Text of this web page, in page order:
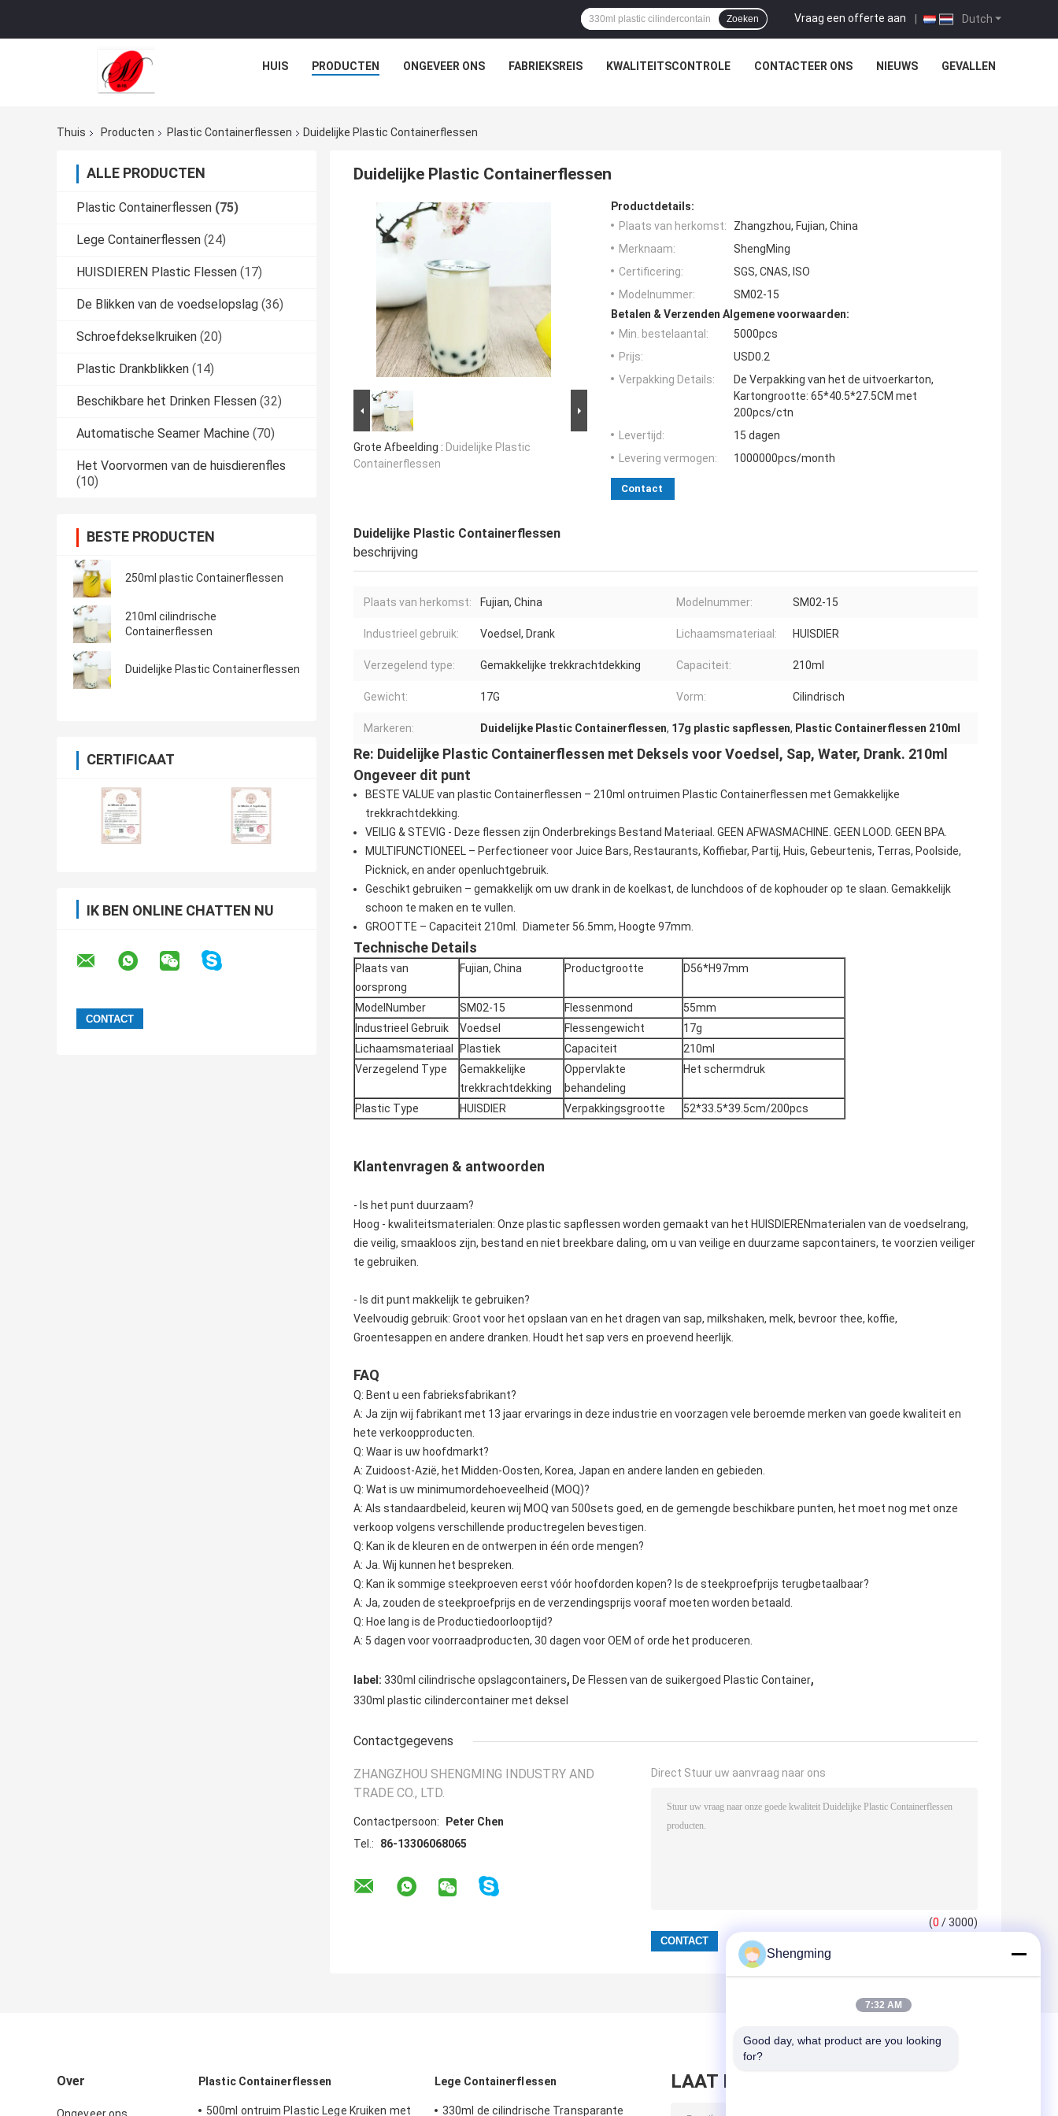
Dutch
Vraag een offerte aan |
Zoeken
HUIS PRODUCTEN ONGEVEER ONS FABRIEKSREIS KWALITEITSCONTROLE CONTACTEER ONS NIEUWS GEVALLEN
Thuis Producten Plastic Containerflessen Duidelijke Plastic Containerflessen
ALLE PRODUCTEN
Plastic Containerflessen (75)
Lege Containerflessen (24)
HUISDIEREN Plastic Flessen (17)
De Blikken van de voedselopslag (36)
Schroefdekselkruiken (20)
Plastic Drankblikken (14)
Beschikbare het Drinken Flessen (32)
Automatische Seamer Machine (70)
Het Voorvormen van de huisdierenfles
(10)
BESTE PRODUCTEN
250ml plastic Containerflessen
210ml cilindrische
Containerflessen
Duidelijke Plastic Containerflessen
CERTIFICAAT
IK BEN ONLINE CHATTEN NU
Duidelijke Plastic Containerflessen
Grote Afbeelding : Duidelijke Plastic
Containerflessen
Productdetails:
Plaats van herkomst:
Zhangzhou, Fujian, China
Merknaam:
ShengMing
Certificering:
SGS, CNAS, ISO
Modelnummer:
SM02-15
Betalen & Verzenden Algemene voorwaarden:
Min. bestelaantal:
5000pcs
Prijs:
USD0.2
Verpakking Details:
De Verpakking van het de uitvoerkarton,
Kartongrootte: 65*40.5*27.5CM met
200pcs/ctn
Levertijd:
15 dagen
Levering vermogen:
1000000pcs/month
Contact
Duidelijke Plastic Containerflessen
beschrijving
Plaats van herkomst: Fujian, China Modelnummer: SM02-15
Industrieel gebruik: Voedsel, Drank Lichaamsmateriaal: HUISDIER
Verzegelend type: Gemakkelijke trekkrachtdekking Capaciteit: 210ml
Gewicht: 17G Vorm: Cilindrisch
Markeren: Duidelijke Plastic Containerflessen, 17g plastic sapflessen, Plastic Containerflessen 210ml
Re: Duidelijke Plastic Containerflessen met Deksels voor Voedsel, Sap, Water, Drank. 210ml
Ongeveer dit punt
BESTE VALUE van plastic Containerflessen – 210ml ontruimen Plastic Containerflessen met Gemakkelijke
trekkrachtdekking.
VEILIG & STEVIG - Deze flessen zijn Onderbrekings Bestand Materiaal. GEEN AFWASMACHINE. GEEN LOOD. GEEN BPA.
MULTIFUNCTIONEEL – Perfectioneer voor Juice Bars, Restaurants, Koffiebar, Partij, Huis, Gebeurtenis, Terras, Poolside,
Picknick, en ander openluchtgebruik.
Geschikt gebruiken – gemakkelijk om uw drank in de koelkast, de lunchdoos of de kophouder op te slaan. Gemakkelijk
schoon te maken en te vullen.
GROOTTE – Capaciteit 210ml. Diameter 56.5mm, Hoogte 97mm.
Technische Details
Plaats van
oorsprong
Fujian, China Productgrootte D56*H97mm
ModelNumber SM02-15 Flessenmond
55mm
Industrieel Gebruik
Voedsel Flessengewicht
17g
Lichaamsmateriaal
Plastiek Capaciteit
210ml
Verzegelend Type
Gemakkelijke
trekkrachtdekking
Oppervlakte
behandeling
Het schermdruk
Plastic Type HUISDIER Verpakkingsgrootte 52*33.5*39.5cm/200pcs
Klantenvragen & antwoorden
- Is het punt duurzaam?
Hoog - kwaliteitsmaterialen: Onze plastic sapflessen worden gemaakt van het HUISDIERENmaterialen van de voedselrang,
die veilig, smaakloos zijn, bestand en niet breekbare daling, om u van veilige en duurzame sapcontainers, te voorzien veiliger
te gebruiken.
- Is dit punt makkelijk te gebruiken?
Veelvoudig gebruik: Groot voor het opslaan van en het dragen van sap, milkshaken, melk, bevroor thee, koffie,
Groentesappen en andere dranken. Houdt het sap vers en proevend heerlijk.
FAQ
Q: Bent u een fabrieksfabrikant?
A: Ja zijn wij fabrikant met 13 jaar ervarings in deze industrie en voorzagen vele beroemde merken van goede kwaliteit en
hete verkoopproducten.
Q: Waar is uw hoofdmarkt?
A: Zuidoost-Azië, het Midden-Oosten, Korea, Japan en andere landen en gebieden.
Q: Wat is uw minimumordehoeveelheid (MOQ)?
A: Als standaardbeleid, keuren wij MOQ van 500sets goed, en de gemengde beschikbare punten, het moet nog met onze
verkoop volgens verschillende productregelen bevestigen.
Q: Kan ik de kleuren en de ontwerpen in één orde mengen?
A: Ja. Wij kunnen het bespreken.
Q: Kan ik sommige steekproeven eerst vóór hoofdorden kopen? Is de steekproefprijs terugbetaalbaar?
A: Ja, zouden de steekproefprijs en de verzendingsprijs vooraf moeten worden betaald.
Q: Hoe lang is de Productiedoorlooptijd?
A: 5 dagen voor voorraadproducten, 30 dagen voor OEM of orde het produceren.
label: 330ml cilindrische opslagcontainers, De Flessen van de suikergoed Plastic Container,
330ml plastic cilindercontainer met deksel
Contactgegevens
ZHANGZHOU SHENGMING INDUSTRY AND
TRADE CO., LTD.
Contactpersoon:
Peter Chen
Tel.:
86-13306068065
Direct Stuur uw aanvraag naar ons
(0 / 3000)
Over Plastic Containerflessen
500ml ontruim Plastic Lege Kruiken met
Lege Containerflessen
330ml de cilindrische Transparante
LAAT BERICHT ACHTER
Shengming
7:32 AM
Good day, what product are you looking
for?